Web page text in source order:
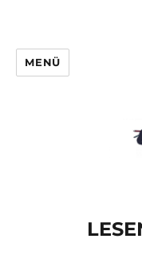
MENÜ